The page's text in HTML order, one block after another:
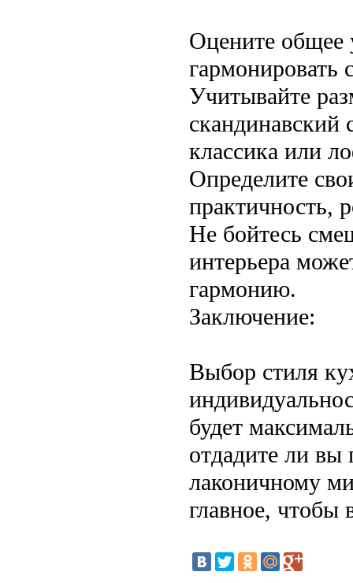
Оцените общее
гармонировать
Учитывайте
скандинавский
классика или
Определите
практичность,
Не бойтесь
интерьера
гармонию.
Заключение:
Выбор стиля
будет
отдадите ли вы
лаконичному
главное, чтобы